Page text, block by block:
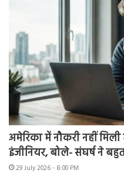
अमेरिका में नौकरी नहीं
इंजीनियर, बोले- संघर्ष ने
29 July 2026 - 8:00 PM